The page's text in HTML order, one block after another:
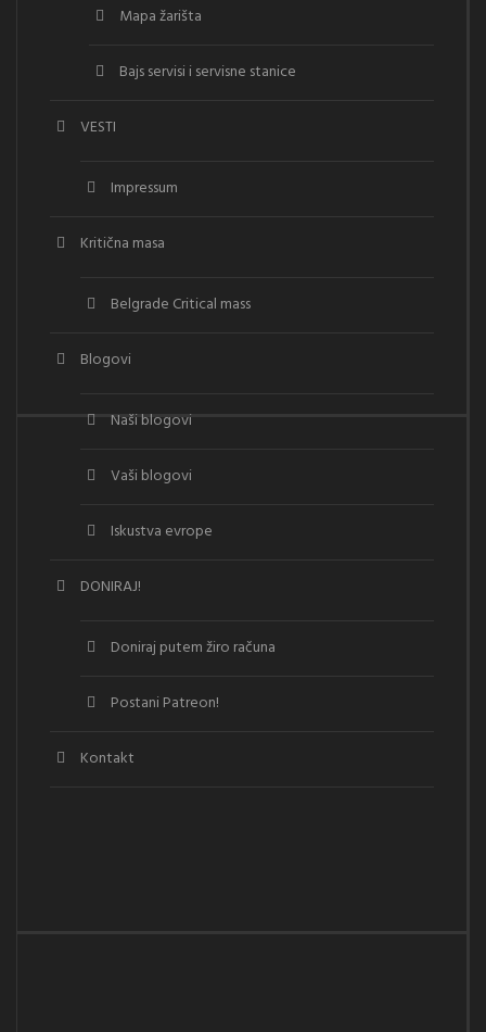
Mapa žarišta
Bajs servisi i servisne stanice
VESTI
Impressum
Kritična masa
Belgrade Critical mass
Blogovi
Naši blogovi
Vaši blogovi
Iskustva evrope
DONIRAJ!
Doniraj putem žiro računa
Postani Patreon!
Kontakt